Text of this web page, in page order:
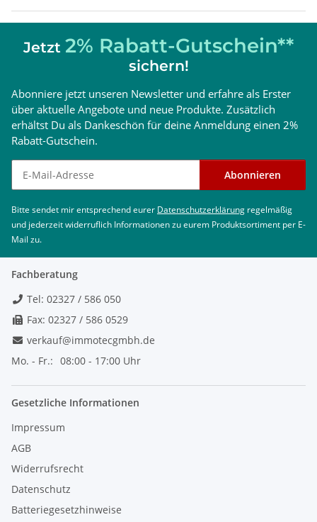
Jetzt 2% Rabatt-Gutschein**
sichern!
Abonniere jetzt unseren Newsletter und erfahre als Erster
über aktuelle Angebote und neue Produkte. Zusätzlich
erhältst Du als Dankeschön für deine Anmeldung einen 2%
Rabatt-Gutschein.
Newsletter abonnieren Abonnieren
Bitte sendet mir entsprechend eurer Datenschutzerklärung regelmäßig
und jederzeit widerruflich Informationen zu eurem Produktsortiment per E-
Mail zu.
Fachberatung
Tel: 02327 / 586 050
Fax: 02327 / 586 0529
verkauf@immotecgmbh.de
Mo. - Fr.: 08:00 - 17:00 Uhr
Gesetzliche Informationen
Impressum
AGB
Widerrufsrecht
Datenschutz
Batteriegesetzhinweise